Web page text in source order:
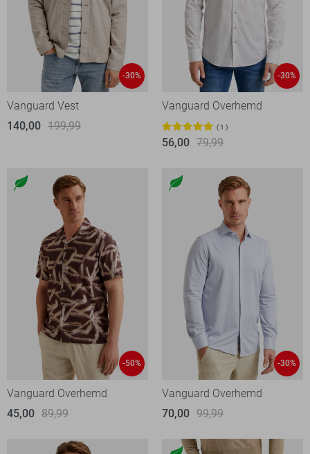
-30%
Vanguard Vest
140,00 199,99
-30%
Vanguard Overhemd
1
56,00 79,99
-50%
Vanguard Overhemd
45,00 89,99
-30%
Vanguard Overhemd
70,00 99,99